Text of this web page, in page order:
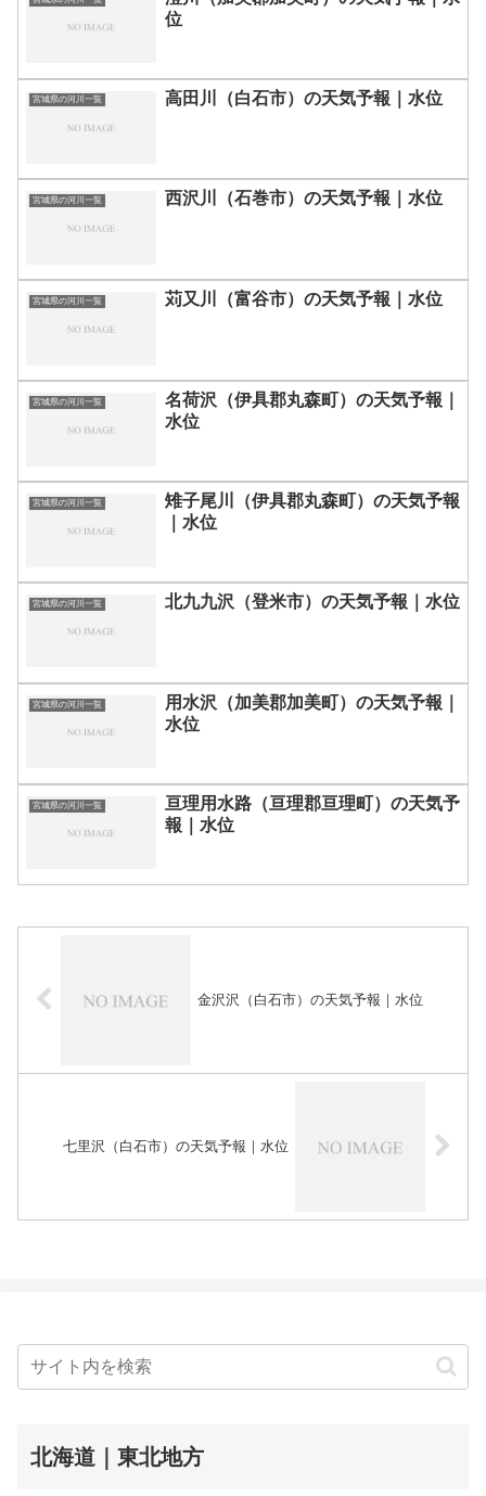
位
宮城県の河川一覧 高田川（白石市）の天気予報｜水位
宮城県の河川一覧 西沢川（石巻市）の天気予報｜水位
宮城県の河川一覧 苅又川（富谷市）の天気予報｜水位
宮城県の河川一覧
名荷沢（伊具郡丸森町）の天気予報｜
水位
宮城県の河川一覧
雉子尾川（伊具郡丸森町）の天気予報
｜水位
宮城県の河川一覧 北九九沢（登米市）の天気予報｜水位
宮城県の河川一覧
用水沢（加美郡加美町）の天気予報｜
水位
宮城県の河川一覧
亘理用水路（亘理郡亘理町）の天気予
報｜水位
金沢沢（白石市）の天気予報｜水位
七里沢（白石市）の天気予報｜水位
北海道｜東北地方